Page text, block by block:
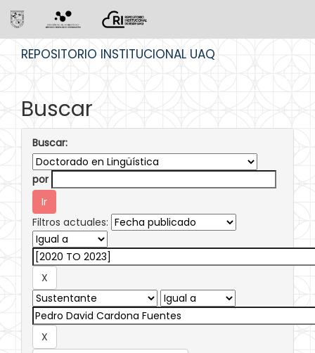
REPOSITORIO INSTITUCIONAL UAQ
Buscar
Buscar:
por
Filtros actuales: